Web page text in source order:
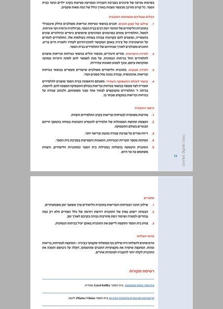
1.1.3. “חינוך לבריאות ולבטיחות”, בית הספר Základní škola Zárubova בפראג, צ’כיה ... 12